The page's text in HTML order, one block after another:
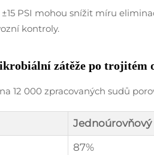
PSI mohou snížit míru
kontroly.
zátěže po trojitém
12 000 zpracovaných sudů
Jednoúrovňový
87%